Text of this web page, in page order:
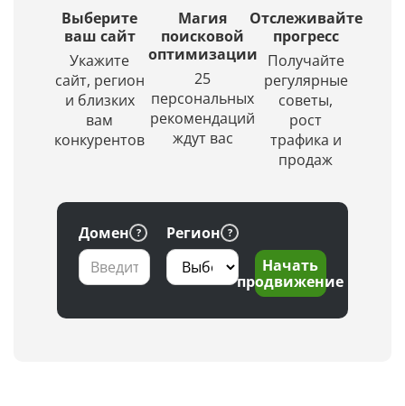
Выберите
ваш сайт
Укажите
сайт, регион
и близких
вам
конкурентов
Магия
поисковой
оптимизации
25
персональных
рекомендаций
ждут вас
Отслеживайте
прогресс
Получайте
регулярные
советы,
рост
трафика и
продаж
Домен
Регион
Начать
продвижение